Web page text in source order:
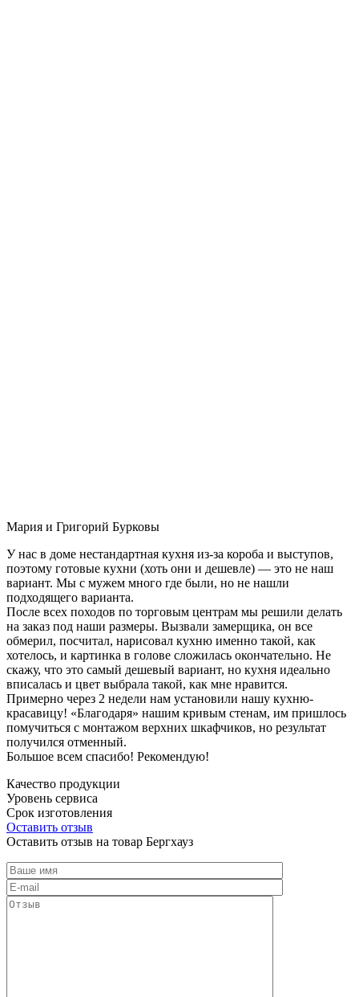
Мария и Григорий Бурковы
У нас в доме нестандартная кухня из-за короба и выступов,
поэтому готовые кухни (хоть они и дешевле) — это не наш
вариант. Мы с мужем много где были, но не нашли
подходящего варианта.
После всех походов по торговым центрам мы решили делать
на заказ под наши размеры. Вызвали замерщика, он все
обмерил, посчитал, нарисовал кухню именно такой, как
хотелось, и картинка в голове сложилась окончательно. Не
скажу, что это самый дешевый вариант, но кухня идеально
вписалась и цвет выбрала такой, как мне нравится.
Примерно через 2 недели нам установили нашу кухню-
красавицу! «Благодаря» нашим кривым стенам, им пришлось
помучиться с монтажом верхних шкафчиков, но результат
получился отменный.
Большое всем спасибо! Рекомендую!
Качество продукции
Уровень сервиса
Срок изготовления
Оставить отзыв
Оставить отзыв на товар Бергхауз